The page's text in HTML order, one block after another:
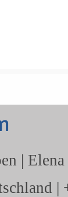
|